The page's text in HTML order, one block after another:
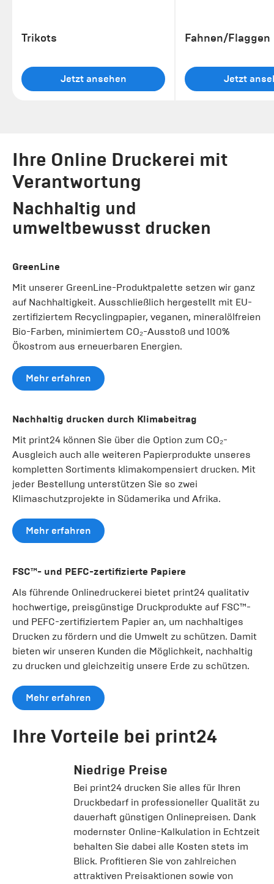
Trikots
Jetzt ansehen
Fahnen/Flaggen
Jetzt
Ihre Online Druckerei mit
Verantwortung
Nachhaltig und
umweltbewusst drucken
GreenLine
Mit unserer GreenLine-Produktpalette setzen wir ganz
auf Nachhaltigkeit. Ausschließlich hergestellt mit EU-
zertifiziertem Recyclingpapier, veganen, mineralölfreien
Bio-Farben, minimiertem CO₂-Ausstoß und 100%
Ökostrom aus erneuerbaren Energien.
Mehr erfahren
Nachhaltig drucken durch Klimabeitrag
Mit print24 können Sie über die Option zum CO₂-
Ausgleich auch alle weiteren Papierprodukte unseres
kompletten Sortiments klimakompensiert drucken. Mit
jeder Bestellung unterstützen Sie so zwei
Klimaschutzprojekte in Südamerika und Afrika.
Mehr erfahren
FSC™- und PEFC-zertifizierte Papiere
Als führende Onlinedruckerei bietet print24 qualitativ
hochwertige, preisgünstige Druckprodukte auf FSC™-
und PEFC-zertifiziertem Papier an, um nachhaltiges
Drucken zu fördern und die Umwelt zu schützen. Damit
bieten wir unseren Kunden die Möglichkeit, nachhaltig
zu drucken und gleichzeitig unsere Erde zu schützen.
Mehr erfahren
Ihre Vorteile bei print24
Niedrige Preise
Bei print24 drucken Sie alles für Ihren
Druckbedarf in professioneller Qualität zu
dauerhaft günstigen Onlinepreisen. Dank
modernster Online-Kalkulation in Echtzeit
behalten Sie dabei alle Kosten stets im
Blick. Profitieren Sie von zahlreichen
attraktiven Preisaktionen sowie von